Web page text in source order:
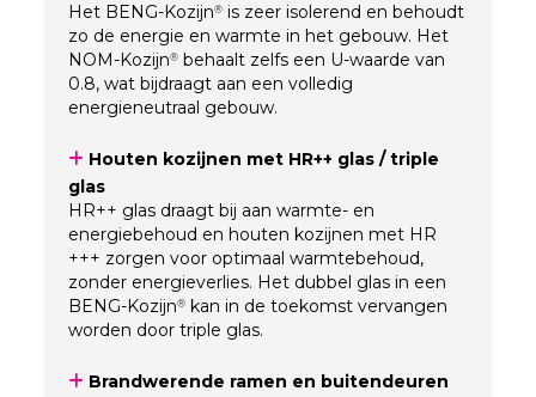
Het BENG-Kozijn® is zeer isolerend en behoudt
zo de energie en warmte in het gebouw. Het
NOM-Kozijn® behaalt zelfs een U-waarde van
0.8, wat bijdraagt aan een volledig
energieneutraal gebouw.
Houten kozijnen met HR++ glas / triple
glas
HR++ glas draagt bij aan warmte- en
energiebehoud en houten kozijnen met HR
+++ zorgen voor optimaal warmtebehoud,
zonder energieverlies. Het dubbel glas in een
BENG-Kozijn® kan in de toekomst vervangen
worden door triple glas.
Brandwerende ramen en buitendeuren